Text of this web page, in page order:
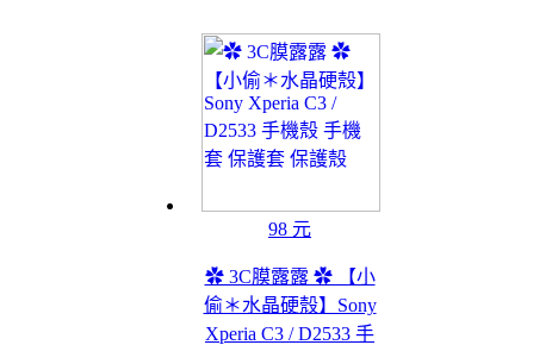
98 元
✿ 3C膜露露 ✿ 【小
偷＊水晶硬殼】Sony
Xperia C3 / D2533 手